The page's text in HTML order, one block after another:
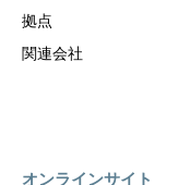
拠点
関連会社
オンラインサイト